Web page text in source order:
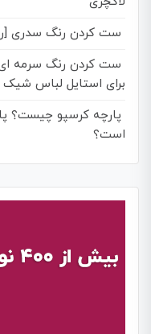
ست کردن رنگ سدری
ست کردن رنگ سرمه‌
برای استایل لباس شیک
پارچه کرسپو چیست؟
است؟